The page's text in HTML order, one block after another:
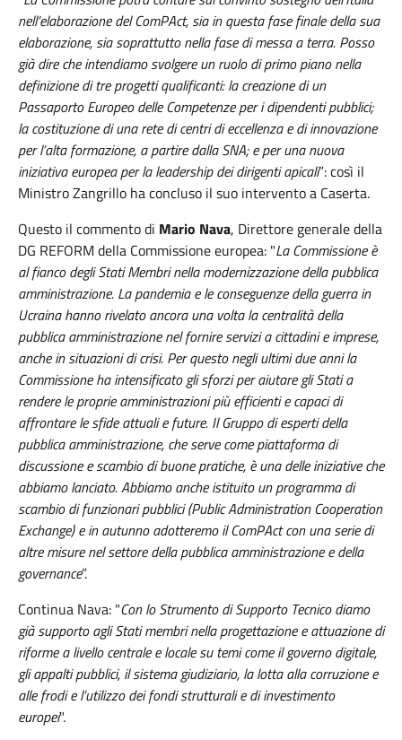
nell’elaborazione del ComPAct, sia in questa fase finale della sua
elaborazione, sia soprattutto nella fase di messa a terra. Posso
già dire che intendiamo svolgere un ruolo di primo piano nella
definizione di tre progetti qualificanti: la creazione di un
Passaporto Europeo delle Competenze per i dipendenti pubblici;
la costituzione di una rete di centri di eccellenza e di innovazione
per l’alta formazione, a partire dalla SNA; e per una nuova
iniziativa europea per la leadership dei dirigenti apicali”: così il
Ministro Zangrillo ha concluso il suo intervento a Caserta.
Questo il commento di Mario Nava, Direttore generale della
DG REFORM della Commissione europea: "La Commissione è
al fianco degli Stati Membri nella modernizzazione della pubblica
amministrazione. La pandemia e le conseguenze della guerra in
Ucraina hanno rivelato ancora una volta la centralità della
pubblica amministrazione nel fornire servizi a cittadini e imprese,
anche in situazioni di crisi. Per questo negli ultimi due anni la
Commissione ha intensificato gli sforzi per aiutare gli Stati a
rendere le proprie amministrazioni più efficienti e capaci di
affrontare le sfide attuali e future. Il Gruppo di esperti della
pubblica amministrazione, che serve come piattaforma di
discussione e scambio di buone pratiche, è una delle iniziative che
abbiamo lanciato. Abbiamo anche istituito un programma di
scambio di funzionari pubblici (Public Administration Cooperation
Exchange) e in autunno adotteremo il ComPAct con una serie di
altre misure nel settore della pubblica amministrazione e della
governance”.
Continua Nava: "Con lo Strumento di Supporto Tecnico diamo
già supporto agli Stati membri nella progettazione e attuazione di
riforme a livello centrale e locale su temi come il governo digitale,
gli appalti pubblici, il sistema giudiziario, la lotta alla corruzione e
alle frodi e l’utilizzo dei fondi strutturali e di investimento
europei".